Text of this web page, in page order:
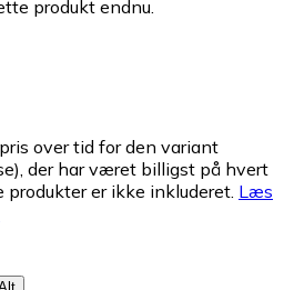
produkt endnu.
over tid for den variant
der har været billigst på hvert
er ikke inkluderet. Læs